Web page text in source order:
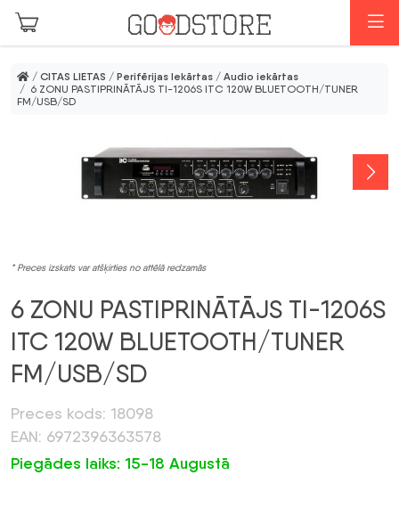
Skip to main content
/ CITAS LIETAS / Perifērijas Iekārtas / Audio iekārtas
/ 6 ZONU PASTIPRINĀTĀJS TI-1206S ITC 120W BLUETOOTH/TUNER
FM/USB/SD
* Preces izskats var atšķirties no attēlā redzamās
6 ZONU PASTIPRINĀTĀJS TI-1206S
ITC 120W BLUETOOTH/TUNER
FM/USB/SD
Preces kods: 18098
EAN: 6972396363578
Piegādes laiks: 15-18 Augustā